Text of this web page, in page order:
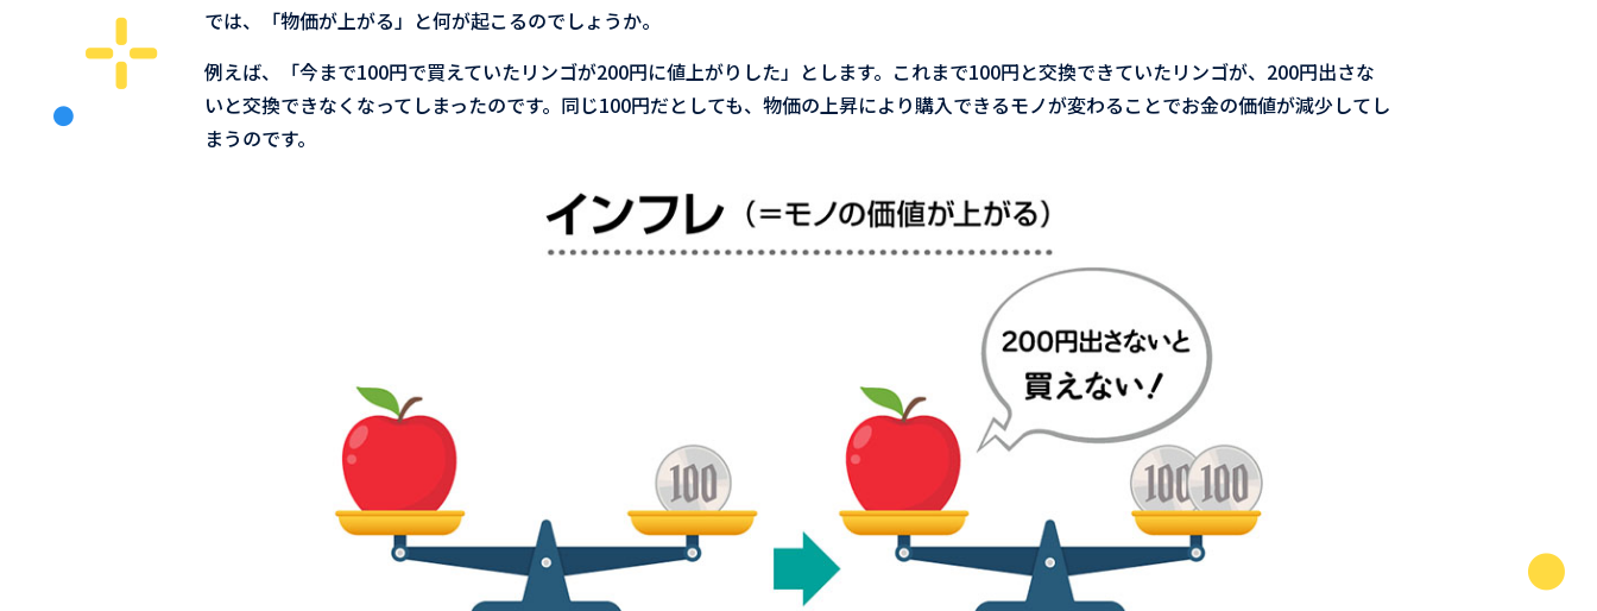
では、「物価が上がる」と何が起こるのでしょうか。
例えば、「今まで100円で買えていたリンゴが200円に値上がりした」とします。これまで100円と交換できていたリンゴが、200円出さな
いと交換できなくなってしまったのです。同じ100円だとしても、物価の上昇により購入できるモノが変わることでお金の価値が減少してし
まうのです。